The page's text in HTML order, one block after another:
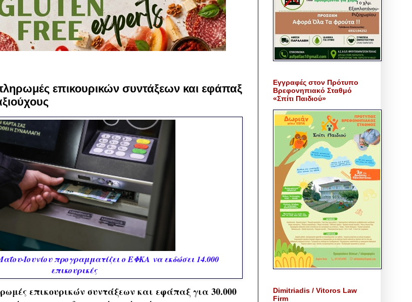
επικουρικών συντάξεων και εφάπαξ
Ιουνίου προγραμματίζει ο ΕΦΚΑ να εκδώσει 14.000
επικουρικές
επικουρικών συντάξεων και εφάπαξ για 30.000
Εγγραφές στον Πρότυπο
Βρεφονηπιακό Σταθμό
«Σπίτι Παιδιού»
Dimitriadis / Vitoros Law
Firm